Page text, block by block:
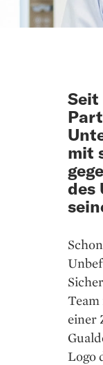
Seit
mit
des
einer
Logo